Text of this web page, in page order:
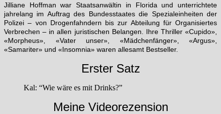
Jilliane Hoffman war Staatsanwältin in Florida und unterrichtete
jahrelang im Auftrag des Bundesstaates die Spezialeinheiten der
Polizei – von Drogenfahndern bis zur Abteilung für Organisiertes
Verbrechen – in allen juristischen Belangen. Ihre Thriller «Cupido»,
«Morpheus», «Vater unser», «Mädchenfänger», «Argus»,
«Samariter» und «Insomnia» waren allesamt Bestseller.
Erster Satz
Kal: “Wie wäre es mit Drinks?”
Meine Videorezension